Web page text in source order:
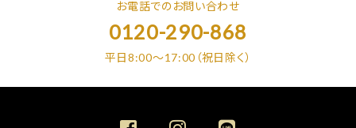
お電話でのお問い合わせ
0120-290-868
平日8:00～17:00（祝日除く）